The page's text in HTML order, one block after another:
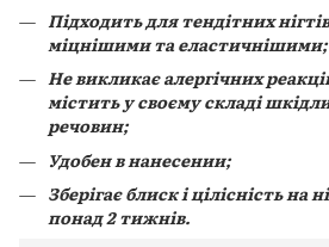
Підходить для тендітних
міцнішими та еластичнішими;
Не викликає алергічних
містить у своєму складі
речовин;
Удобен в нанесении;
Зберігає блиск і цілісність на
понад 2 тижнів.